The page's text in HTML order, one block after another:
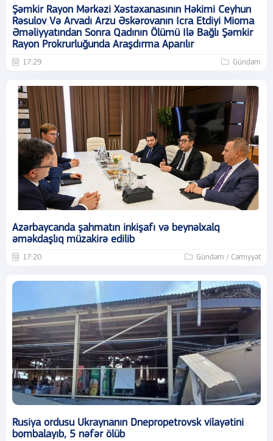
Şəmkir Rayon Mərkəzi Xəstəxanasının Həkimi Ceyhun
Rəsulov Və Arvadı Arzu Əskərovanın Icra Etdiyi Mioma
Əməliyyatından Sonra Qadının Ölümü Ilə Bağlı Şəmkir
Rayon Prokrurluğunda Araşdırma Aparılır
17:29 Gündəm
Azərbaycanda şahmatın inkişafı və beynəlxalq
əməkdaşlıq müzakirə edilib
17:20 Gündəm / Cəmiyyət
Rusiya ordusu Ukraynanın Dnepropetrovsk vilayətini
bombalayıb, 5 nəfər ölüb